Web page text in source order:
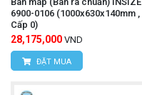
6900-0106 (1000x630x140mm ,
Cấp 0)
28,175,000 VND
ĐẶT MUA